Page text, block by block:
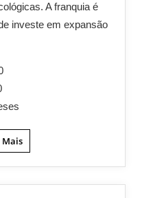
A franquia é
investe em expansão
Mais